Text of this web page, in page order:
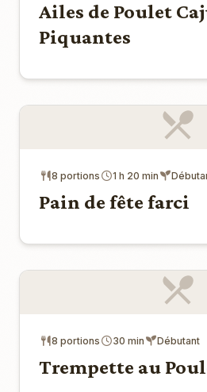
Ailes de Poulet
Piquantes
8 portions 1 h 20 min
Pain de fête farci
8 portions 30 min Débutant
Trempette au